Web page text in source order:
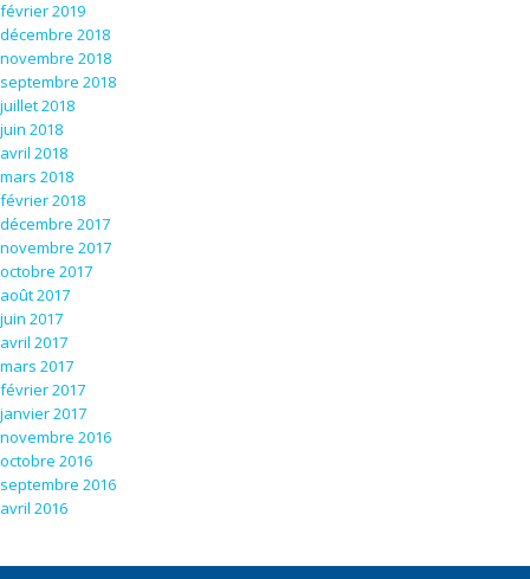
février 2019
décembre 2018
novembre 2018
septembre 2018
juillet 2018
juin 2018
avril 2018
mars 2018
février 2018
décembre 2017
novembre 2017
octobre 2017
août 2017
juin 2017
avril 2017
mars 2017
février 2017
janvier 2017
novembre 2016
octobre 2016
septembre 2016
avril 2016